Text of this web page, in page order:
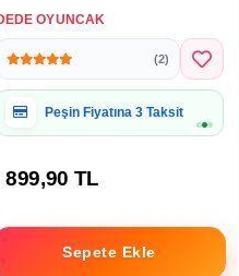
OYUNCAK
(2)
Hediye Paketine Uygun
899,90 TL
Sepete Ekle